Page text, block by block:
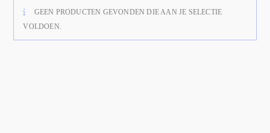
GEEN PRODUCTEN GEVONDEN DIE AAN JE SELECTIE
VOLDOEN.